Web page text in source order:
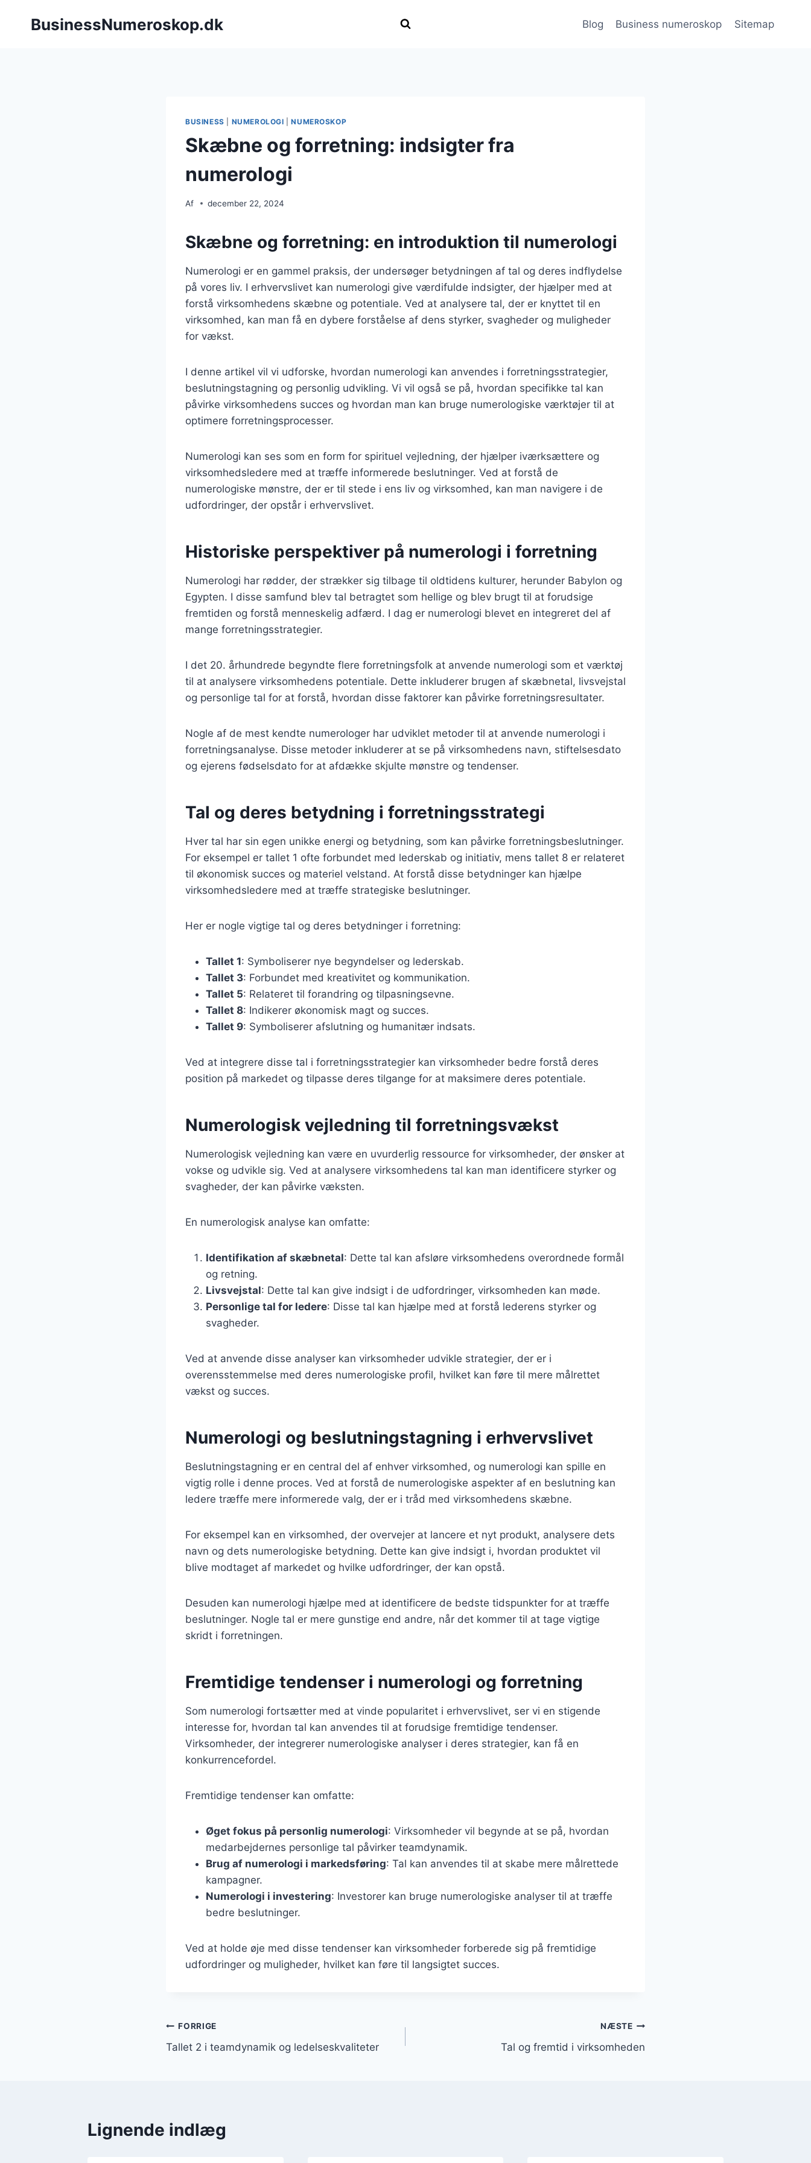
BusinessNumeroskop.dk Blog Business numeroskop Sitemap
BUSINESS NUMEROLOGI |NUMEROSKOP
Skæbne og forretning: indsigter fra
numerologi
Af december 22, 2024
Skæbne og forretning: en introduktion til numerologi
Numerologi er en gammel praksis, der undersøger betydningen af tal og deres indflydelse
på vores liv. I erhvervslivet kan numerologi give værdifulde indsigter, der hjælper med at
forstå virksomhedens skæbne og potentiale. Ved at analysere tal, der er knyttet til en
virksomhed, kan man få en dybere forståelse af dens styrker, svagheder og muligheder
for vækst.
I denne artikel vil vi udforske, hvordan numerologi kan anvendes i forretningsstrategier,
beslutningstagning og personlig udvikling. Vi vil også se på, hvordan specifikke tal kan
påvirke virksomhedens succes og hvordan man kan bruge numerologiske værktøjer til at
optimere forretningsprocesser.
Numerologi kan ses som en form for spirituel vejledning, der hjælper iværksættere og
virksomhedsledere med at træffe informerede beslutninger. Ved at forstå de
numerologiske mønstre, der er til stede i ens liv og virksomhed, kan man navigere i de
udfordringer, der opstår i erhvervslivet.
Historiske perspektiver på numerologi i forretning
Numerologi har rødder, der strækker sig tilbage til oldtidens kulturer, herunder Babylon og
Egypten. I disse samfund blev tal betragtet som hellige og blev brugt til at forudsige
fremtiden og forstå menneskelig adfærd. I dag er numerologi blevet en integreret del af
mange forretningsstrategier.
I det 20. århundrede begyndte flere forretningsfolk at anvende numerologi som et værktøj
til at analysere virksomhedens potentiale. Dette inkluderer brugen af skæbnetal, livsvejstal
og personlige tal for at forstå, hvordan disse faktorer kan påvirke forretningsresultater.
Nogle af de mest kendte numerologer har udviklet metoder til at anvende numerologi i
forretningsanalyse. Disse metoder inkluderer at se på virksomhedens navn, stiftelsesdato
og ejerens fødselsdato for at afdække skjulte mønstre og tendenser.
Tal og deres betydning i forretningsstrategi
Hver tal har sin egen unikke energi og betydning, som kan påvirke forretningsbeslutninger.
For eksempel er tallet 1 ofte forbundet med lederskab og initiativ, mens tallet 8 er relateret
til økonomisk succes og materiel velstand. At forstå disse betydninger kan hjælpe
virksomhedsledere med at træffe strategiske beslutninger.
Her er nogle vigtige tal og deres betydninger i forretning:
Tallet 1: Symboliserer nye begyndelser og lederskab.
Tallet 3: Forbundet med kreativitet og kommunikation.
Tallet 5: Relateret til forandring og tilpasningsevne.
Tallet 8: Indikerer økonomisk magt og succes.
Tallet 9: Symboliserer afslutning og humanitær indsats.
Ved at integrere disse tal i forretningsstrategier kan virksomheder bedre forstå deres
position på markedet og tilpasse deres tilgange for at maksimere deres potentiale.
Numerologisk vejledning til forretningsvækst
Numerologisk vejledning kan være en uvurderlig ressource for virksomheder, der ønsker at
vokse og udvikle sig. Ved at analysere virksomhedens tal kan man identificere styrker og
svagheder, der kan påvirke væksten.
En numerologisk analyse kan omfatte:
Identifikation af skæbnetal: Dette tal kan afsløre virksomhedens overordnede formål
og retning.
Livsvejstal: Dette tal kan give indsigt i de udfordringer, virksomheden kan møde.
Personlige tal for ledere: Disse tal kan hjælpe med at forstå lederens styrker og
svagheder.
Ved at anvende disse analyser kan virksomheder udvikle strategier, der er i
overensstemmelse med deres numerologiske profil, hvilket kan føre til mere målrettet
vækst og succes.
Numerologi og beslutningstagning i erhvervslivet
Beslutningstagning er en central del af enhver virksomhed, og numerologi kan spille en
vigtig rolle i denne proces. Ved at forstå de numerologiske aspekter af en beslutning kan
ledere træffe mere informerede valg, der er i tråd med virksomhedens skæbne.
For eksempel kan en virksomhed, der overvejer at lancere et nyt produkt, analysere dets
navn og dets numerologiske betydning. Dette kan give indsigt i, hvordan produktet vil
blive modtaget af markedet og hvilke udfordringer, der kan opstå.
Desuden kan numerologi hjælpe med at identificere de bedste tidspunkter for at træffe
beslutninger. Nogle tal er mere gunstige end andre, når det kommer til at tage vigtige
skridt i forretningen.
Fremtidige tendenser i numerologi og forretning
Som numerologi fortsætter med at vinde popularitet i erhvervslivet, ser vi en stigende
interesse for, hvordan tal kan anvendes til at forudsige fremtidige tendenser.
Virksomheder, der integrerer numerologiske analyser i deres strategier, kan få en
konkurrencefordel.
Fremtidige tendenser kan omfatte:
Øget fokus på personlig numerologi: Virksomheder vil begynde at se på, hvordan
medarbejdernes personlige tal påvirker teamdynamik.
Brug af numerologi i markedsføring: Tal kan anvendes til at skabe mere målrettede
kampagner.
Numerologi i investering: Investorer kan bruge numerologiske analyser til at træffe
bedre beslutninger.
Ved at holde øje med disse tendenser kan virksomheder forberede sig på fremtidige
udfordringer og muligheder, hvilket kan føre til langsigtet succes.
Indlægsnavigation
FORRIGE
Tallet 2 i teamdynamik og ledelseskvaliteter
NÆSTE
Tal og fremtid i virksomheden
Lignende indlæg